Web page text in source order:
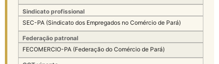
Sindicato profissional
SEC-PA (Sindicato dos Empregados no Comércio de Pará)
Federação patronal
FECOMERCIO-PA (Federação do Comércio de Pará)